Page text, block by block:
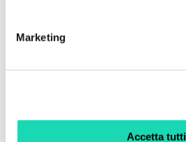
Marketing
Accetta tutti